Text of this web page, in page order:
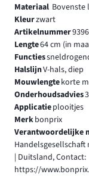
Materiaal Bovenste
Kleurzwart
Artikelnummer
Lengte64 cm (in
Functies
HalslijnV-hals, diep
Mouwlengtekorte
Onderhoudsadvies
Applicatieplooitjes
Merkbonprix
Verantwoordelijke
Handelsgesellschaft
| Duitsland, Contact:
https://